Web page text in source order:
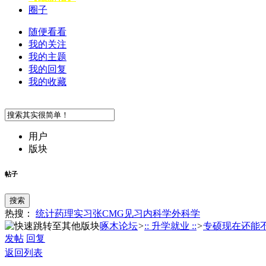
圈子
随便看看
我的关注
我的主题
我的回复
我的收藏
用户
版块
帖子
搜索
热搜： 统计药理实习张CMG 见习内科学外科学
啄木论坛>:: 升学就业 ::>专硕现在还能
发帖 回复
返回列表